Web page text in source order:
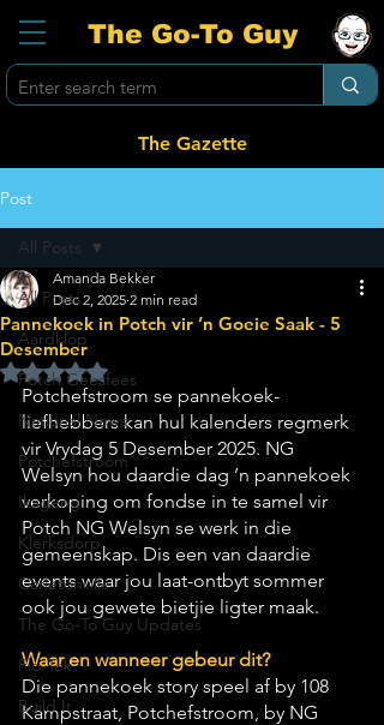
The Go-To Guy
The Gazette
Post
All Posts
Aardklop
Potch Geesfees
National News
Potchefstroom
Ikageng
Klerksdorp
Carletonville
The Go-To Guy Updates
Flo-Tek
Build It
All Posts
Pannekoek in Potch vir ’n Goeie Saak - 5
Desember
Amanda Bekker
Dec 2, 2025 2 min read
Rated NaN out of 5 stars.
Potchefstroom se pannekoek-
liefhebbers kan hul kalenders regmerk
vir Vrydag 5 Desember 2025. NG
Welsyn hou daardie dag ’n pannekoek
verkoping om fondse in te samel vir
Potch NG Welsyn se werk in die
gemeenskap. Dis een van daardie
events waar jou laat-ontbyt sommer
ook jou gewete bietjie ligter maak.
Waar en wanneer gebeur dit?
Die pannekoek story speel af by 108
Kampstraat, Potchefstroom, by NG